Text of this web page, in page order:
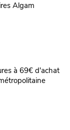
Algam
à 69€ d'achat